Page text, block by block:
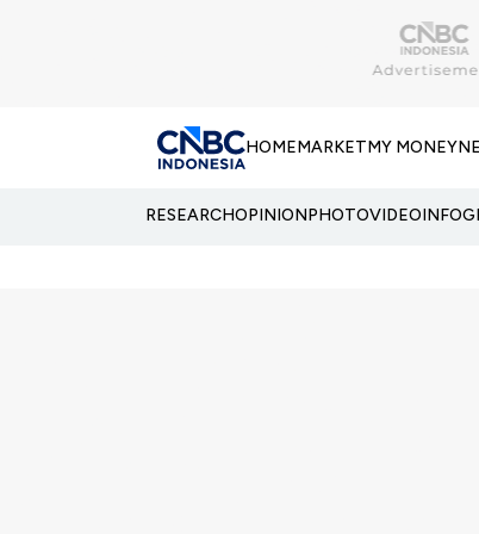
HOMEMARKETMY MONEY
RESEARCHOPINIONPHOTOVIDEO